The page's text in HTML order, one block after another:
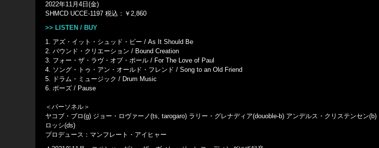
2022年11月4日(金)
SHMCD UCCE-1197 税込：￥2,860
>> LISTEN / BUY
1. アズ・イット・シュッド・ビー / As It Should Be
2. バウンド・クリエーション / Bound Creation
3. フォー・ザ・ラヴ・オブ・ポール / For The Love of Paul
4. ソング・トゥ・アン・オールド・フレンド / Song to an Old Friend
5. ドラム・ミュージック / Drum Music
6. ポーズ / Pause
＜パーソネル＞
ヤコブ・ブロ(g) ジョー・ロヴァーノ(ts, tarogaro) ラリー・グレナディア(douoble-b) アンデルス・クリステンセン(b)
ロッシ(ds)
プロデュース：マンフレート・アイヒャー